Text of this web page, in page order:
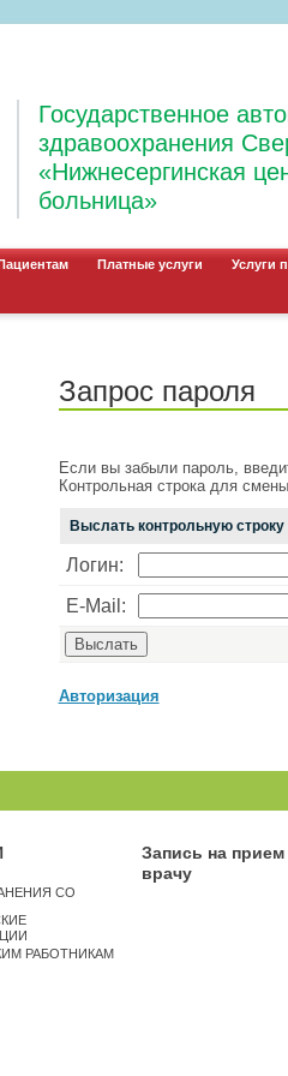
Государственное
здравоохранения
«Нижнесергинская
больница»
Платные услуги Услуги
Запрос пароля
Если вы забыли пароль,
Контрольная строка для
Выслать контрольную строку
Логин:
E-Mail:
Авторизация
СО
РАБОТНИКАМ
Запись на прием
врачу